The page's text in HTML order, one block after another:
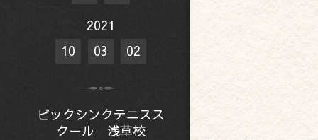
2021
10
03 02
ビックシンクテニスス
クール 浅草校